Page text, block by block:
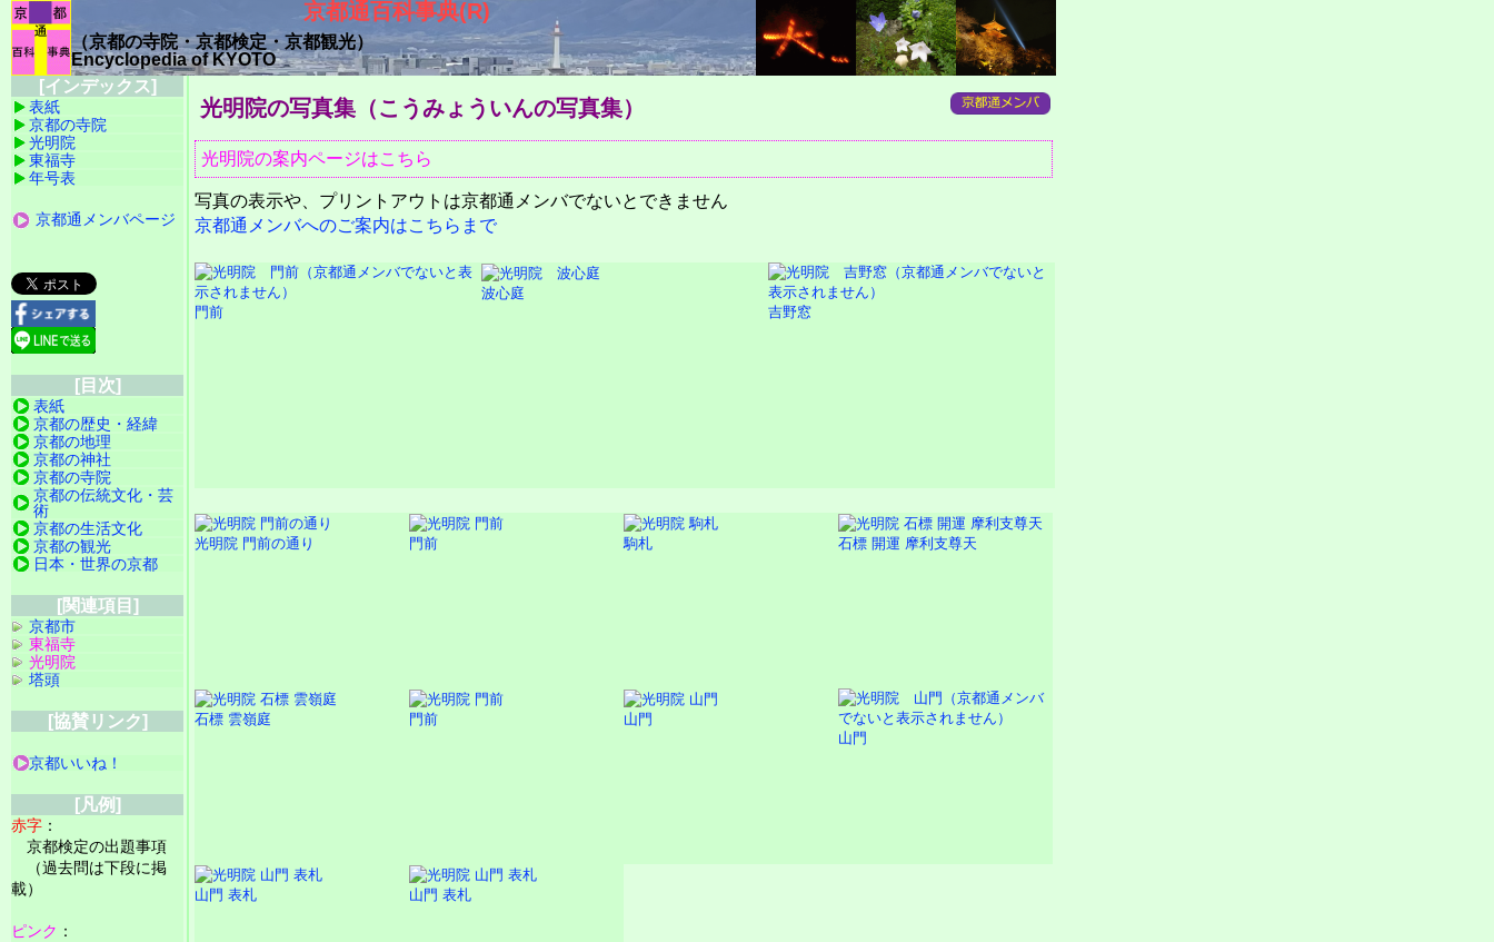
京都通百科事典(R)
（京都の寺院・京都検定・京都観光）
Encyclopedia of KYOTO
光明院の写真集 （こうみょういんの写真集）
光明院の案内ページはこちら
写真の表示や、プリントアウトは京都通メンバでないとできません
京都通メンバへのご案内はこちらまで
門前
波心庭
吉野窓
光明院 門前の通り 門前 駒札 石標 開運 摩利支尊天
石標 雲嶺庭 門前
山門
山門
山門 表札 山門 表札
[インデックス]
表紙
京都の寺院
光明院
東福寺
年号表
京都通メンバページ
[目次]
表紙
京都の歴史・経緯
京都の地理
京都の神社
京都の寺院
京都の伝統文化・芸
術
京都の生活文化
京都の観光
日本・世界の京都
[関連項目]
京都市
東福寺
光明院
塔頭
[協賛リンク]
京都いいね！
[凡例]
赤字 ：
京都検定の出題事項
（過去問は下段に掲
載）
ピンク ：